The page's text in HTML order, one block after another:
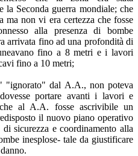
la Seconda guerra mondiale; che
ma non vi era certezza che fosse
alla presenza di bombe
arrivata fino ad una profondità di
fino a 8 metri e i lavori
fino a 10 metri;
"ignorato" dal A.A., non poteva
portare avanti i lavori e
al A.A. fosse ascrivibile un
il nuovo piano operativo
sicurezza e coordinamento alla
inesplose- tale da giustificare